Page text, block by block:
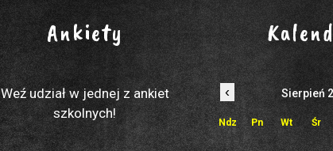
Ankiety
Weź udział w jednej z ankiet
szkolnych!
‹ Sierpień
Ndz Pn Wt Śr